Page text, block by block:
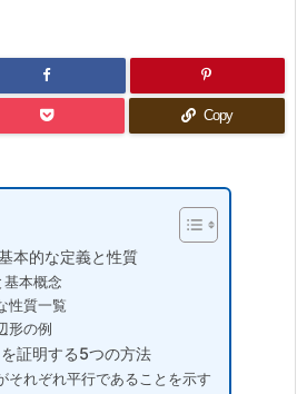
Copy
本的な定義と性質
本概念
性質一覧
形の例
証明する5つの方法
それぞれ平行であることを示す